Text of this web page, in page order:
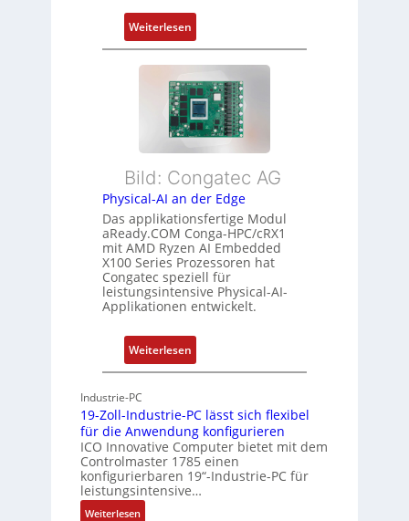
Z
u
s
t
a
n
d
ü
b
e
r
w
a
c
h
u
n
g
f
ü
r
m
e
h
r
i
s
t
u
n
g
Weiterlesen:
F
l
e
x
i
b
e
E
t
h
e
r
c
a
t
-
A
c
h
i
t
e
Bild: Congatec AG
Physical-AI an der Edge
Das applikationsfertige Modul
aReady.COM Conga-HPC/cRX1
mit AMD Ryzen AI Embedded
X100 Series Prozessoren hat
Congatec speziell für
leistungsintensive Physical-AI-
Applikationen entwickelt.
Weiterlesen:
P
s
i
c
a
Industrie-PC
19-Zoll-Industrie-PC lässt sich flexibel
für die Anwendung konfigurieren
ICO Innovative Computer bietet mit dem
Controlmaster 1785 einen
konfigurierbaren 19“-Industrie-PC für
leistungsintensive…
Weiterlesen: